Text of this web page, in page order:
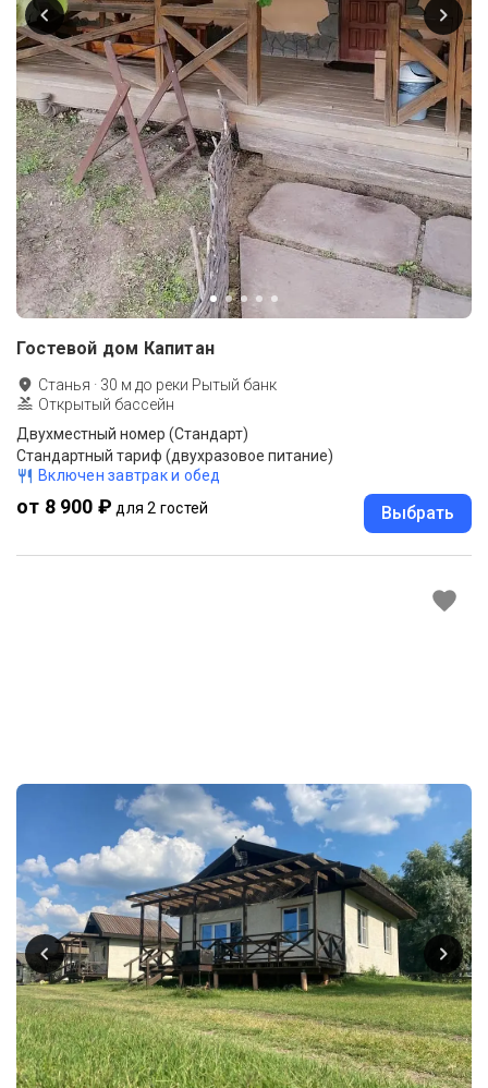
Гостевой дом Капитан
Станья · 30 м до реки Рытый банк
Открытый бассейн
Двухместный номер (Стандарт)
Стандартный тариф (двухразовое питание)
Включен завтрак и обед
от 8 900 ₽ для 2 гостей Выбрать